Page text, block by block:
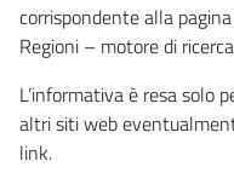
corrispondente alla
Regioni – motore di
L’informativa è resa solo
altri siti web
link.